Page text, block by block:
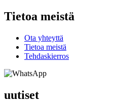
Tietoa meistä
Ota yhteyttä
Tietoa meistä
Tehdaskierros
uutiset